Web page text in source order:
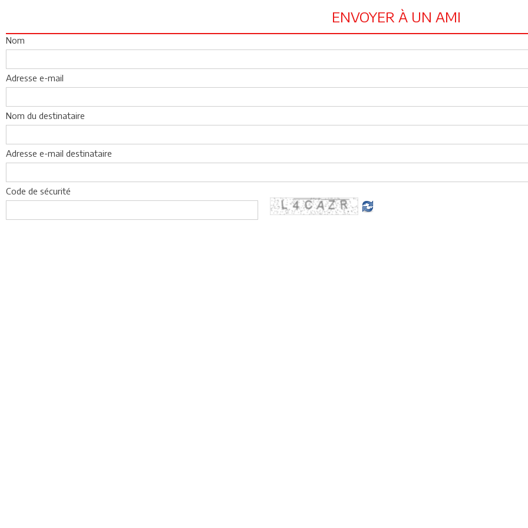
ENVOYER À UN AMI
Nom
Adresse e-mail
Nom du destinataire
Adresse e-mail destinataire
Code de sécurité